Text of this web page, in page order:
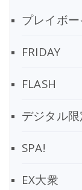
プレイボー
FRIDAY
FLASH
デジタル
SPA!
EX大衆